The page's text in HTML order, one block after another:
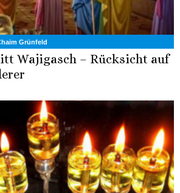
Grünfeld
Wajigasch – Rücksicht auf